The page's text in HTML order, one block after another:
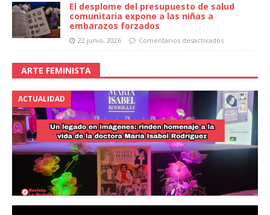
El desplome del presupuesto de salud
comunitaria expone a las niñas a
embarazos forzados
22 junio, 2026 Comentarios desactivados
ARTE FEMINISTA
ACTUALIDAD